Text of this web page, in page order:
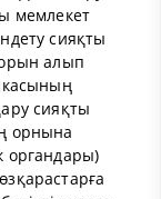
мемлекет
сияқты
алып
сияқты
орнына
органдары)